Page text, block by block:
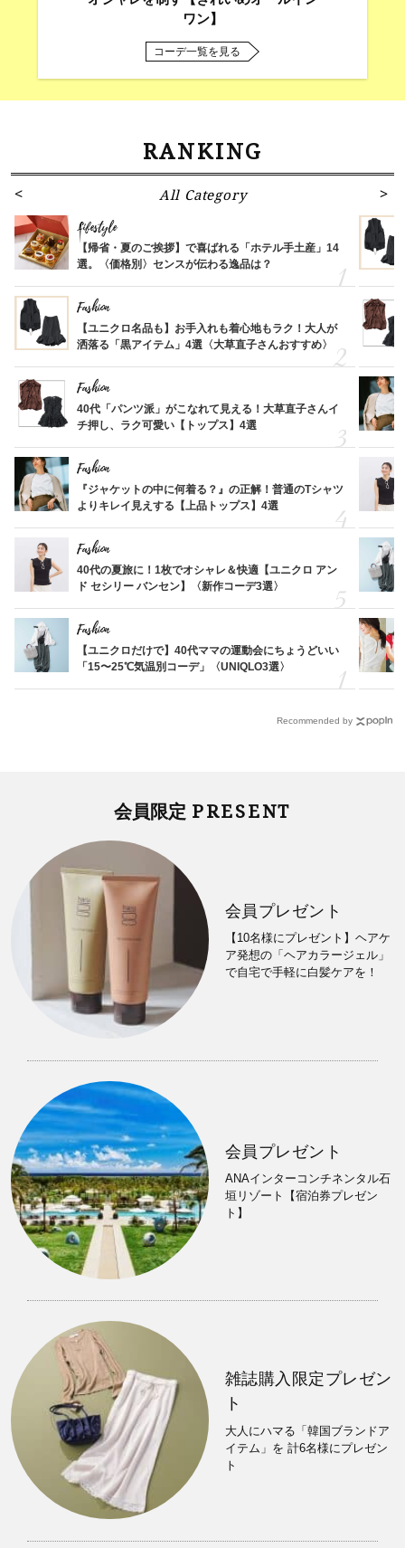
ワン】
コーデ一覧を見る
RANKING
All Category
Lifestyle
【帰省・夏のご挨拶】で喜ばれる「ホテル手土産」14
選。〈価格別〉センスが伝わる逸品は？
Fashion
【ユニクロ名品も】お手入れも着心地もラク！大人が
洒落る「黒アイテム」4選〈大草直子さんおすすめ〉
Fashion
40代「パンツ派」がこなれて見える！大草直子さんイ
チ押し、ラク可愛い【トップス】4選
Fashion
『ジャケットの中に何着る？』の正解！普通のTシャツ
よりキレイ見えする【上品トップス】4選
Fashion
40代の夏旅に！1枚でオシャレ＆快適【ユニクロ アン
ド セシリー バンセン】〈新作コーデ3選〉
Fashion
【ユニクロだけで】40代ママの運動会にちょうどいい
「15〜25℃気温別コーデ」〈UNIQLO3選〉
Recommended by
会員限定 PRESENT
会員プレゼント
【10名様にプレゼント】ヘアケ
ア発想の「ヘアカラージェル」
で自宅で手軽に白髪ケアを！
会員プレゼント
ANAインターコンチネンタル石
垣リゾート【宿泊券プレゼン
ト】
雑誌購入限定プレゼン
ト
大人にハマる「韓国ブランドア
イテム」を 計6名様にプレゼン
ト